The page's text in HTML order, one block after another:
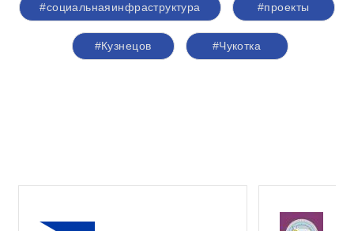
#социальнаяинфраструктура #проекты
#Кузнецов #Чукотка